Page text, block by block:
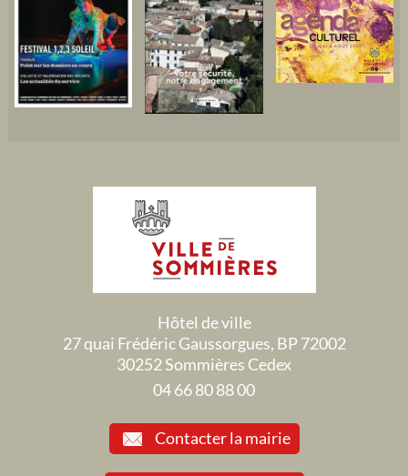
Hôtel de ville
27 quai Frédéric Gaussorgues, BP 72002
30252 Sommières Cedex
04 66 80 88 00
Contacter la mairie